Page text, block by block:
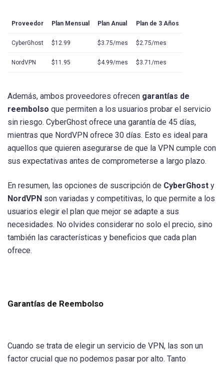
Proveedor Plan Mensual Plan Anual Plan de 3 Años
CyberGhost $12.99 $3.75/mes $2.75/mes
NordVPN $11.95 $4.99/mes $3.71/mes
Además, ambos proveedores ofrecen garantías de
reembolso que permiten a los usuarios probar el servicio
sin riesgo. CyberGhost ofrece una garantía de 45 días,
mientras que NordVPN ofrece 30 días. Esto es ideal para
aquellos que quieren asegurarse de que la VPN cumple con
sus expectativas antes de comprometerse a largo plazo.
En resumen, las opciones de suscripción de CyberGhost y
NordVPN son variadas y competitivas, lo que permite a los
usuarios elegir el plan que mejor se adapte a sus
necesidades. No olvides considerar no solo el precio, sino
también las características y beneficios que cada plan
ofrece.
Garantías de Reembolso
Cuando se trata de elegir un servicio de VPN, las son un
factor crucial que no podemos pasar por alto. Tanto